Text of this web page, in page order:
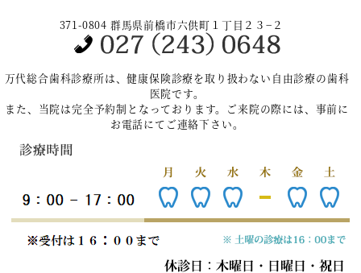
371-0804 群馬県前橋市六供町１丁目２３−２
万代総合歯科診療所は、健康保険診療を取り扱わない自由診療の歯科
医院です。
また、当院は完全予約制となっております。ご来院の際には、事前に
お電話にてご連絡下さい。